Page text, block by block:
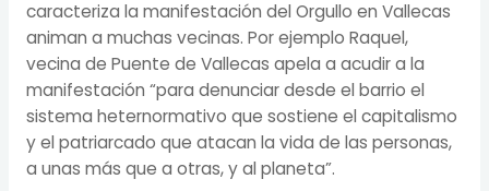
caracteriza la manifestación del Orgullo en Vallecas
animan a muchas vecinas. Por ejemplo Raquel,
vecina de Puente de Vallecas apela a acudir a la
manifestación “para denunciar desde el barrio el
sistema heternormativo que sostiene el capitalismo
y el patriarcado que atacan la vida de las personas,
a unas más que a otras, y al planeta”.